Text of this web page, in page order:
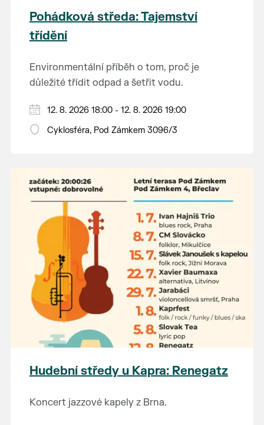
Pohádková středa: Tajemství
třídění
Environmentální příběh o tom, proč je
důležité třídit odpad a šetřit vodu.
Hraje se jen za příznivého počasí.
Vstupné dobrovolné.
12. 8. 2026 18:00 - 12. 8. 2026 19:00
Cyklosféra, Pod Zámkem 3096/3
Hudební středy u Kapra: Renegatz
Koncert jazzové kapely z Brna.